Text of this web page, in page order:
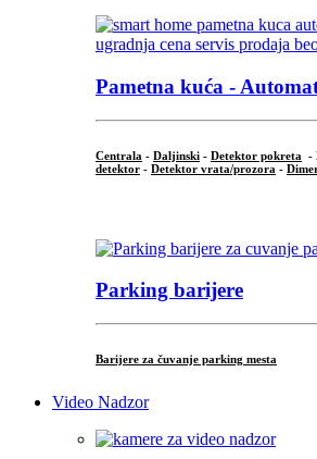
Pametna kuća -
Centrala - Daljinski - Detektor pokreta -
detektor - Detektor vrata/prozora -
Parking barijere
Barijere za čuvanje parking mesta
Video Nadzor